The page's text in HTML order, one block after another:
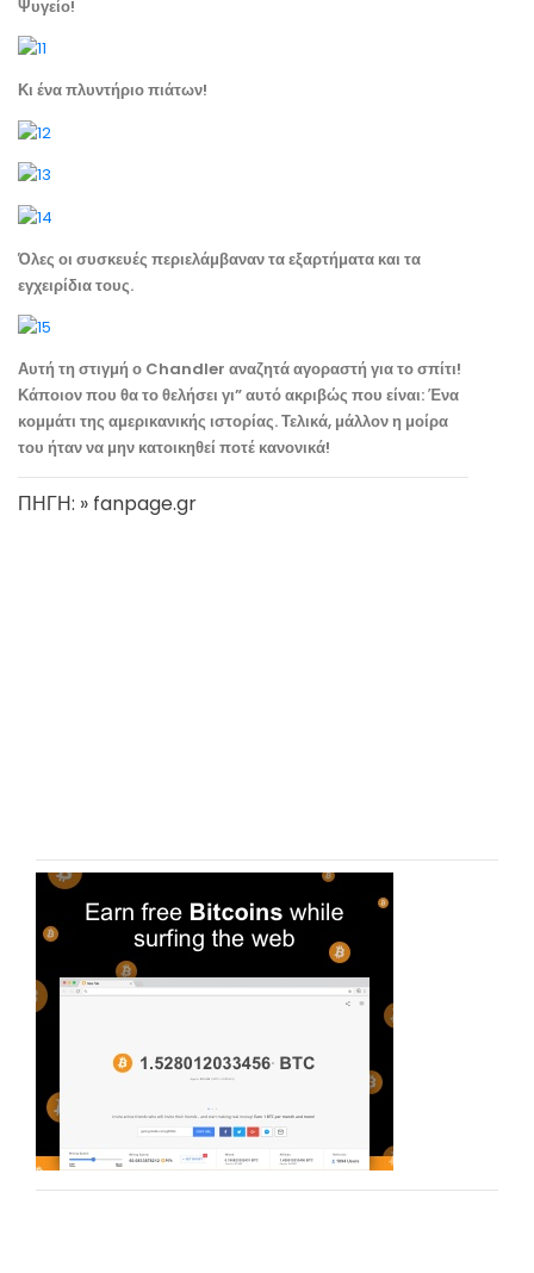
Ψυγείο!
Κι ένα πλυντήριο πιάτων!
Όλες οι συσκευές περιελάμβαναν τα εξαρτήματα και τα
εγχειρίδια τους.
Αυτή τη στιγμή ο Chandler αναζητά αγοραστή για το σπίτι!
Κάποιον που θα το θελήσει γι” αυτό ακριβώς που είναι: Ένα
κομμάτι της αμερικανικής ιστορίας. Τελικά, μάλλον η μοίρα
του ήταν να μην κατοικηθεί ποτέ κανονικά!
ΠΗΓΗ: » fanpage.gr